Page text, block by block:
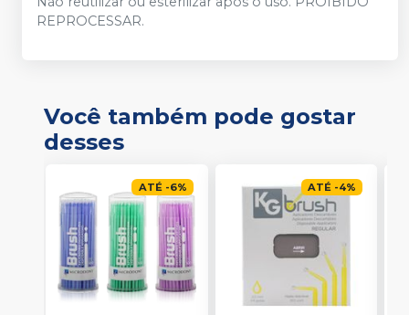
REPROCESSAR.
Você também pode gostar
desses
ATÉ -6% ATÉ -4%